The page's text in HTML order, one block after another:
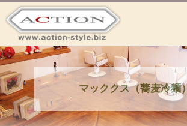
マッククス（蕎麦冷麺）